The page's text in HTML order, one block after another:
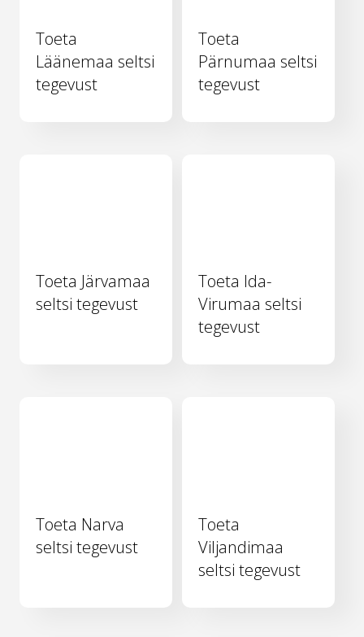
Toeta
Läänemaa seltsi
tegevust
Toeta
Pärnumaa seltsi
tegevust
Toeta Järvamaa
seltsi tegevust
Toeta Ida-
Virumaa seltsi
tegevust
Toeta Narva
seltsi tegevust
Toeta
Viljandimaa
seltsi tegevust